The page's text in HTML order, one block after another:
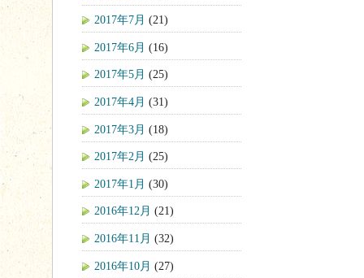
2017年7月 (21)
2017年6月 (16)
2017年5月 (25)
2017年4月 (31)
2017年3月 (18)
2017年2月 (25)
2017年1月 (30)
2016年12月 (21)
2016年11月 (32)
2016年10月 (27)